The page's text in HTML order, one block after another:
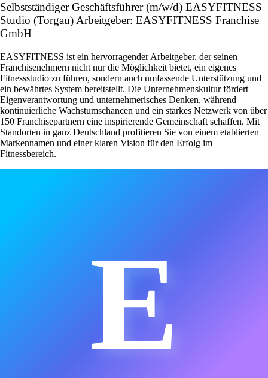
Selbstständiger Geschäftsführer (m/w/d) EASYFITNESS
Studio (Torgau) Arbeitgeber: EASYFITNESS Franchise
GmbH
EASYFITNESS ist ein hervorragender Arbeitgeber, der seinen
Franchisenehmern nicht nur die Möglichkeit bietet, ein eigenes
Fitnessstudio zu führen, sondern auch umfassende Unterstützung und
ein bewährtes System bereitstellt. Die Unternehmenskultur fördert
Eigenverantwortung und unternehmerisches Denken, während
kontinuierliche Wachstumschancen und ein starkes Netzwerk von über
150 Franchisepartnern eine inspirierende Gemeinschaft schaffen. Mit
Standorten in ganz Deutschland profitieren Sie von einem etablierten
Markennamen und einer klaren Vision für den Erfolg im
Fitnessbereich.
E